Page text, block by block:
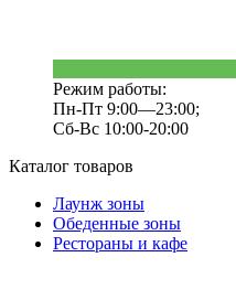
Режим работы:
Пн-Пт 9:00—23:00;
Сб-Вс 10:00-20:00
Каталог товаров
Лаунж зоны
Обеденные зоны
Рестораны и кафе